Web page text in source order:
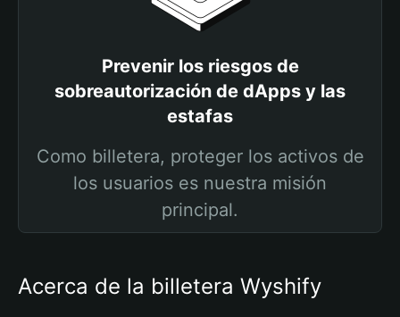
Prevenir los riesgos de
sobreautorización de dApps y las
estafas
Como billetera, proteger los activos de
los usuarios es nuestra misión
principal.
Acerca de la billetera Wyshify